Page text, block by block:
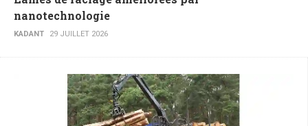
nanotechnologie
KADANT 29 JUILLET 2026